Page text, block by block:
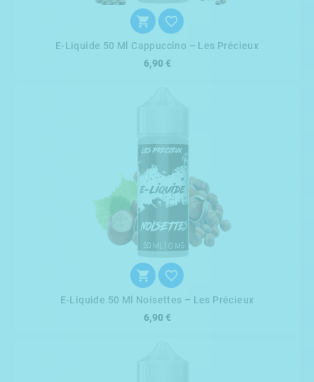
 
E-Liquide 50 Ml Cappuccino – Les Précieux
6,90 €
 
E-Liquide 50 Ml Noisettes – Les Précieux
6,90 €